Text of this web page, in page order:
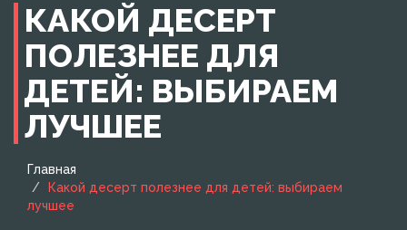
КАКОЙ ДЕСЕРТ
ПОЛЕЗНЕЕ ДЛЯ
ДЕТЕЙ: ВЫБИРАЕМ
ЛУЧШЕЕ
Главная
Какой десерт полезнее для детей: выбираем
лучшее